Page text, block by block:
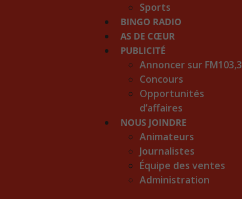
Sports
BINGO RADIO
AS DE CŒUR
PUBLICITÉ
Annoncer sur FM103,3
Concours
Opportunités
d’affaires
NOUS JOINDRE
Animateurs
Journalistes
Équipe des ventes
Administration